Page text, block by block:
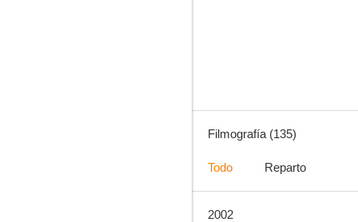
Filmografía (135)
Todo Reparto
2002